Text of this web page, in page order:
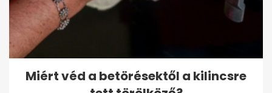
Miért véd a betörésektől a kilincsre